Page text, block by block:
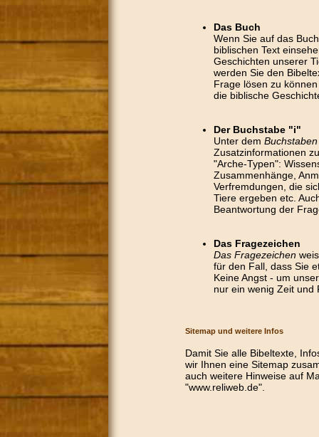
Das Buch
Wenn Sie auf das
biblischen Text
Geschichten unserer
werden Sie den
Frage lösen zu
die biblische
Der Buchstabe "i"
Unter dem
Zusatzinformationen
"Arche-Typen":
Zusammenhänge,
Verfremdungen, die
Tiere ergeben etc.
Beantwortung der
Das Fragezeichen
Das Fragezeichen
für den Fall, dass Sie
Keine Angst - um
nur ein wenig Zeit und
Sitemap und weitere Infos
Damit Sie alle Bibeltexte,
wir Ihnen eine Sitemap
auch weitere Hinweise auf
"www.reliweb.de".